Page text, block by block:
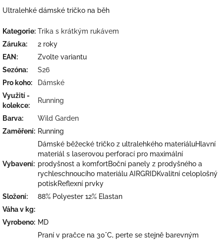
Ultralehké dámské tričko na běh
Kategorie: Trika s krátkým rukávem
Záruka:
2 roky
EAN :
Zvolte variantu
Sezóna:
S26
Pro koho:
Dámské
Využití -
kolekce:
Running
Barva:
Wild Garden
Zaměření: Running
Vybavení:
Dámské běžecké tričko z ultralehkého materiáluHlavní
materiál s laserovou perforací pro maximální
prodyšnost a komfortBoční panely z prodyšného a
rychleschnoucího materiálu AIRGRIDKvalitní celoplošný
potiskReflexní prvky
Složení:
88% Polyester 12% Elastan
Váha v kg:
Vyrobeno: MD
Praní v pračce na 30°C, perte se stejně barevným